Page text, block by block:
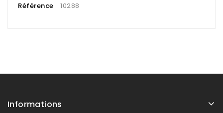
Référence 10288
Informations